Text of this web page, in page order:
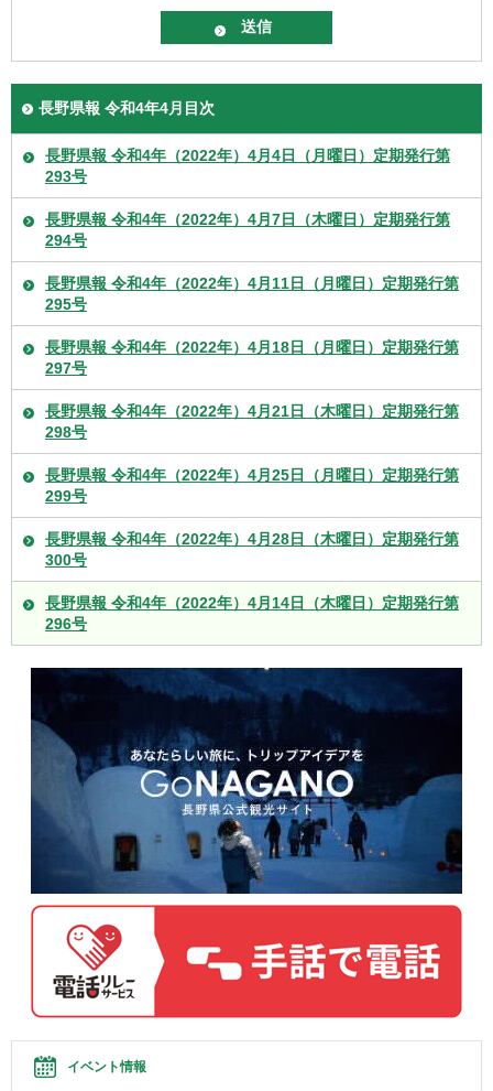
長野県報 令和4年4月目次
長野県報 令和4年（2022年）4月4日（月曜日）定期発行第
293号
長野県報 令和4年（2022年）4月7日（木曜日）定期発行第
294号
長野県報 令和4年（2022年）4月11日（月曜日）定期発行第
295号
長野県報 令和4年（2022年）4月18日（月曜日）定期発行第
297号
長野県報 令和4年（2022年）4月21日（木曜日）定期発行第
298号
長野県報 令和4年（2022年）4月25日（月曜日）定期発行第
299号
長野県報 令和4年（2022年）4月28日（木曜日）定期発行第
300号
長野県報 令和4年（2022年）4月14日（木曜日）定期発行第
296号
イベント情報